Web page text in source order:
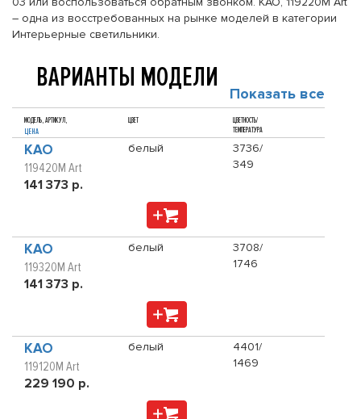
– одна из восстребованных на рынке моделей в категории
Интерьерные светильники.
ВАРИАНТЫ МОДЕЛИ Показать все
МОДЕЛЬ, АРТИКУЛ,
ЦЕНА
ЦВЕТ
ЦВЕТНОСТЬ/
ТЕМПЕРАТУРА
KAO
119420M Art
141 373 р.
белый
3736/
349
KAO
119320M Art
141 373 р.
белый
3708/
1746
KAO
119120M Art
229 190 р.
белый
4401/
1469